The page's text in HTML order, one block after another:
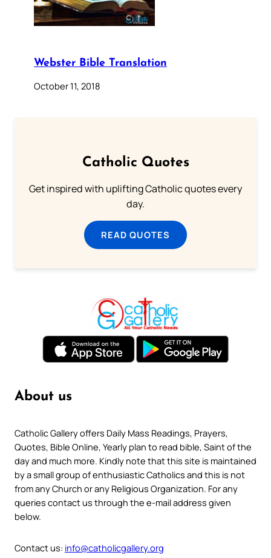
Webster Bible Translation
October 11, 2018
Catholic Quotes
Get inspired with uplifting Catholic quotes every
day.
READ QUOTES
About us
Catholic Gallery offers Daily Mass Readings, Prayers,
Quotes, Bible Online, Yearly plan to read bible, Saint of the
day and much more. Kindly note that this site is maintained
by a small group of enthusiastic Catholics and this is not
from any Church or any Religious Organization. For any
queries contact us through the e-mail address given
below.
Contact us: info@catholicgallery.org